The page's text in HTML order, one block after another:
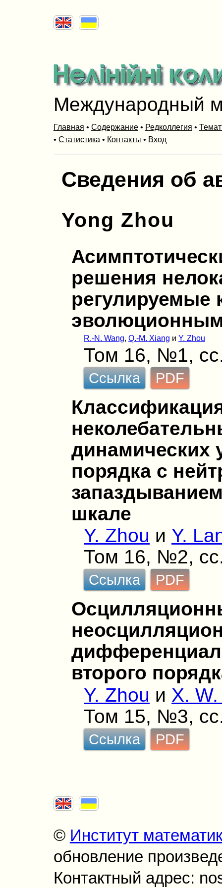
Международный
Главная • Содержание• Редколлегия •
• Статистика • Контакты • Вход
Сведения об
Yong Zhou
решения
регулируемые
R.-N. Wang,Q.-M. Xiang иY. Zhou
Том 16, №1,
Ссылка PDF
динамических
порядка с
шкале
Y. Zhou и Y.
Том 16, №2,
Ссылка PDF
второго
Y. Zhou и X.
Том 15, №3,
Ссылка PDF
© Институт
обновление
Контактный адрес: